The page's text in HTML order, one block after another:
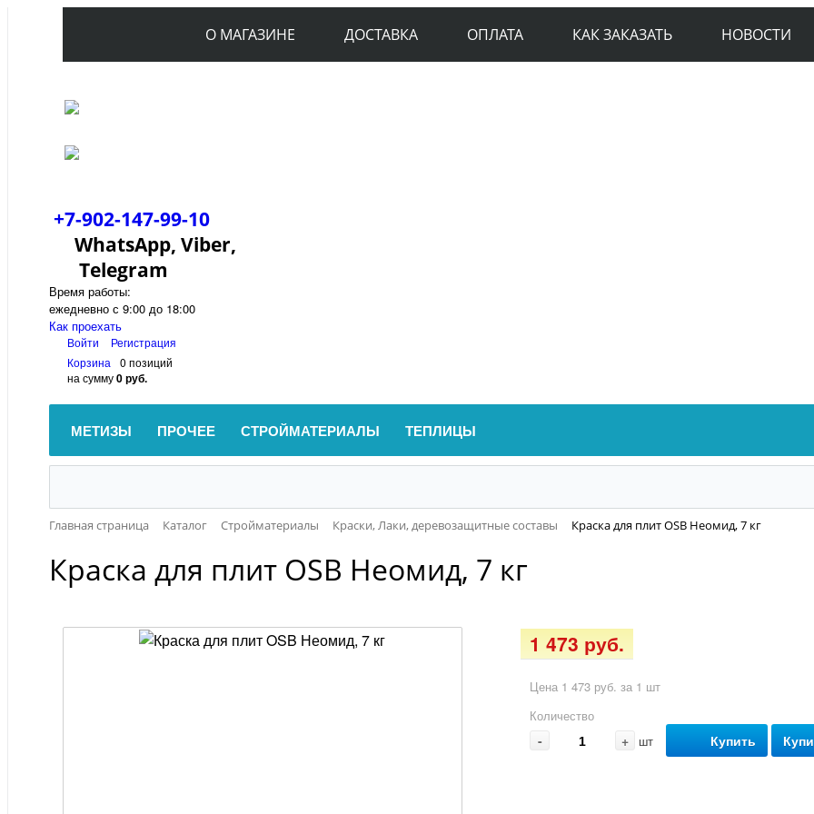
О МАГАЗИНЕ ДОСТАВКА ОПЛАТА КАК ЗАКАЗАТЬ НОВОСТИ
+7-902-147-99-10
WhatsApp, Viber,
Telegram
Время работы:
ежедневно с 9:00 до 18:00
Как проехать
Войти
Регистрация
Корзина
0 позиций
на сумму0 руб.
МЕТИЗЫ ПРОЧЕЕ СТРОЙМАТЕРИАЛЫ ТЕПЛИЦЫ
Главная страница Каталог Стройматериалы Краски, Лаки, деревозащитные составы Краска для плит OSB Неомид, 7 кг
Краска для плит OSB Неомид, 7 кг
1 473 руб.
Цена 1 473 руб. за 1 шт
Количество
- + шт Купить